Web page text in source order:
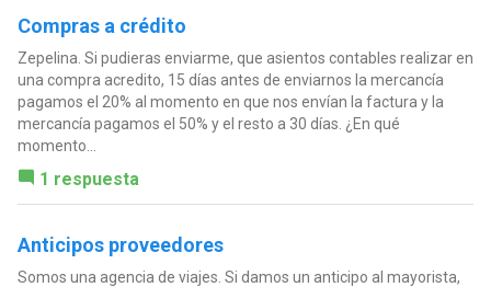
Compras a crédito
Zepelina. Si pudieras enviarme, que asientos contables realizar en
una compra acredito, 15 días antes de enviarnos la mercancía
pagamos el 20% al momento en que nos envían la factura y la
mercancía pagamos el 50% y el resto a 30 días. ¿En qué
momento...
1 respuesta
Anticipos proveedores
Somos una agencia de viajes. Si damos un anticipo al mayorista,